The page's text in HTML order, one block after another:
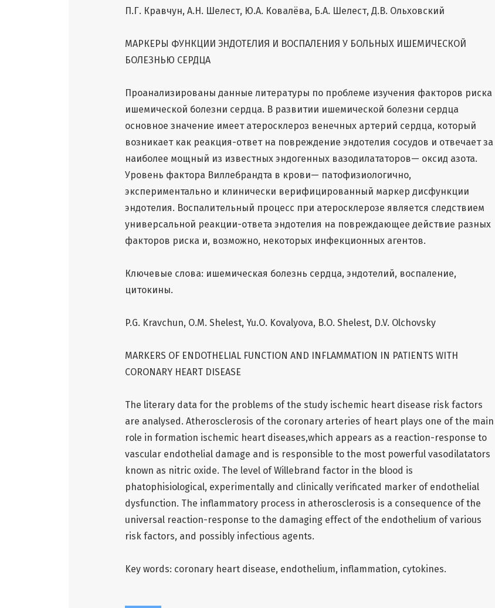
П.Г. Кравчун, А.Н. Шелест, Ю.А. Ковалёва, Б.А. Шелест, Д.В. Ольховский
МАРКЕРЫ ФУНКЦИИ ЭНДОТЕЛИЯ И ВОСПАЛЕНИЯ У БОЛЬНЫХ ИШЕМИЧЕСКОЙ
БОЛЕЗНЬЮ СЕРДЦА
Проанализированы данные литературы по проблеме изучения факторов риска
ишемической болезни сердца. В развитии ишемической болезни сердца
основное значение имеет атеросклероз венечных артерий сердца, который
возникает как реакция-ответ на повреждение эндотелия сосудов и отвечает за
наиболее мощный из известных эндогенных вазодилататоров— оксид азота.
Уровень фактора Виллебрандта в крови— патофизиологично,
экспериментально и клинически верифицированный маркер дисфункции
эндотелия. Воспалительный процесс при атеросклерозе является следствием
универсальной реакции-ответа эндотелия на повреждающее действие разных
факторов риска и, возможно, некоторых инфекционных агентов.
Ключевые слова: ишемическая болезнь сердца, эндотелий, воспаление,
цитокины.
P.G. Kravchun, О.М. Shelest, Yu.О. Kovalyova, B.О. Shelest, D.V. Olchovsky
MARKERS OF ENDOTHELIAL FUNCTION AND INFLAMMATION IN PATIENTS WITH
CORONARY HEART DISEASE
The literary data for the problems of the study ischemic heart disease risk factors
are analysed. Atherosclerosis of the coronary arteries of heart plays one of the main
role in formation ischemic heart diseases,which appears as a reaction-response to
vascular endothelial damage and is responsible to the most powerful vasodilatators
known as nitric oxide. The level of Willebrand factor in the blood is
phatophisiological, experimentally and clinically verificated marker of endothelial
dysfunction. The inflammatory process in atherosclerosis is a consequence of the
universal reaction-response to the damaging effect of the endothelium of various
risk factors, and possibly infectious agents.
Key words: coronary heart disease, endothelium, inflammation, cytokines.